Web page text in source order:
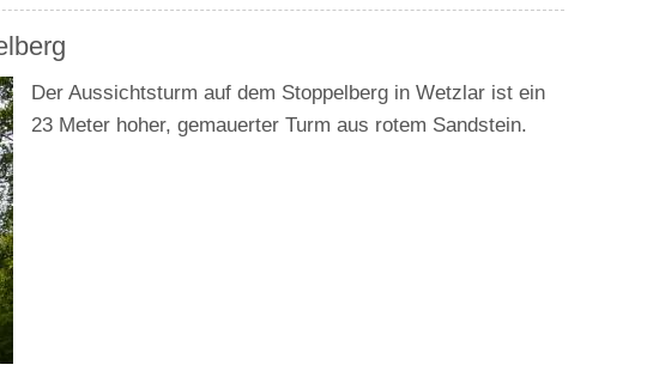
Der Aussichtsturm auf dem Stoppelberg in Wetzlar ist ein
23 Meter hoher, gemauerter Turm aus rotem Sandstein.